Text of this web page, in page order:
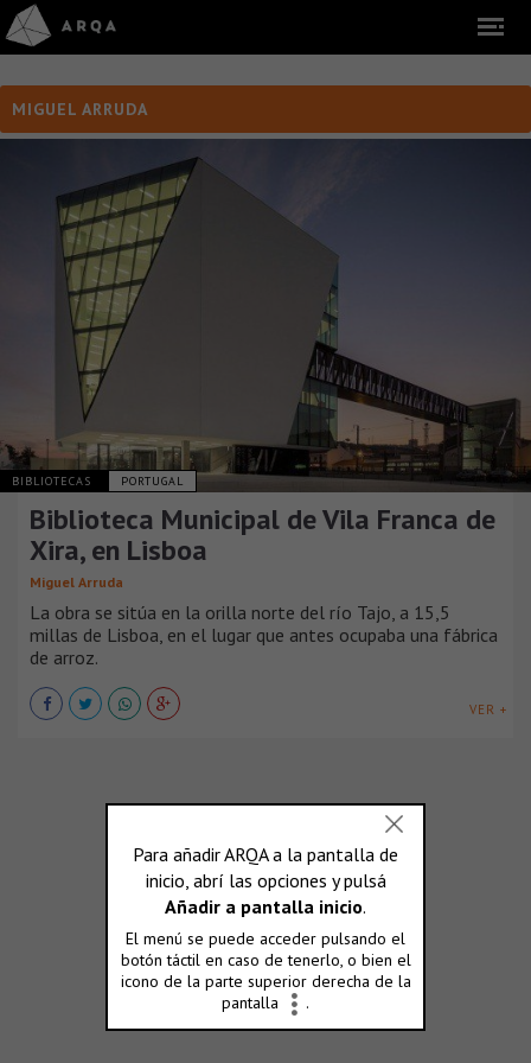
MIGUEL ARRUDA
BIBLIOTECAS PORTUGAL
Biblioteca Municipal de Vila Franca de
Xira, en Lisboa
Miguel Arruda
La obra se sitúa en la orilla norte del río Tajo, a 15,5
millas de Lisboa, en el lugar que antes ocupaba una fábrica
de arroz.
VER +